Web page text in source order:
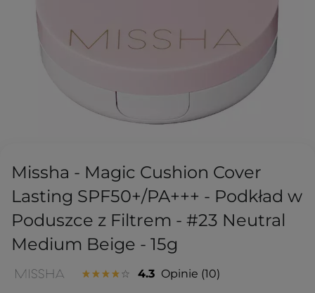
Missha - Magic Cushion Cover
Lasting SPF50+/PA+++ - Podkład w
Poduszce z Filtrem - #23 Neutral
Medium Beige - 15g
4.3 Opinie 10